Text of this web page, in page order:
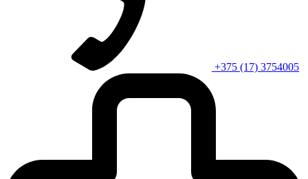
+375 (17) 3754005